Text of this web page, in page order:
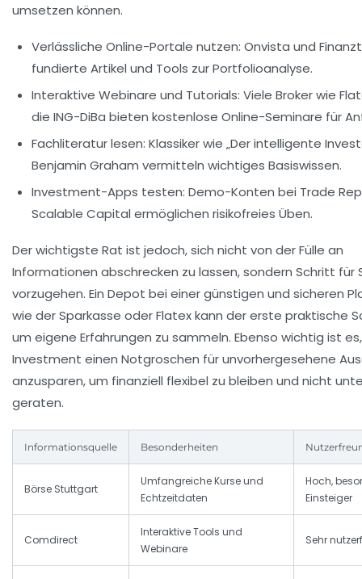
umsetzen können.
Verlässliche Online-Portale nutzen: Onvista und
fundierte Artikel und Tools zur Portfolioanalyse.
Interaktive Webinare und Tutorials: Viele Broker wie
die ING-DiBa bieten kostenlose Online-Seminare für
Fachliteratur lesen: Klassiker wie „Der intelligente
Benjamin Graham vermitteln wichtiges Basiswissen.
Investment-Apps testen: Demo-Konten bei Trade
Scalable Capital ermöglichen risikofreies Üben.
Der wichtigste Rat ist jedoch, sich nicht von der Fülle an
Informationen abschrecken zu lassen, sondern Schritt für
vorzugehen. Ein Depot bei einer günstigen und sicheren
wie der Sparkasse oder Flatex kann der erste praktische
um eigene Erfahrungen zu sammeln. Ebenso wichtig ist
Investment einen Notgroschen für unvorhergesehene
anzusparen, um finanziell flexibel zu bleiben und nicht
geraten.
Informationsquelle Besonderheiten
Börse Stuttgart
Umfangreiche Kurse und
Echtzeitdaten
Hoch,
Einsteiger
Comdirect
Interaktive Tools und
Webinare
Sehr